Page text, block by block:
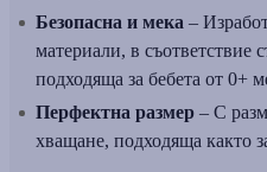
Безопасна и мека –
материали, в съответствие
подходяща за бебета от 0+
Перфектна размер – С
хващане, подходяща както